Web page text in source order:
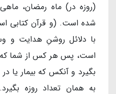
(روزه در) ماه رمضان،
شده است. (و قرآن كتابى
با دلائل روشنِ هدايت و
است، پس هر كس از شما كه
بگيرد و آنكس كه بيمار يا
به همان تعداد روزه